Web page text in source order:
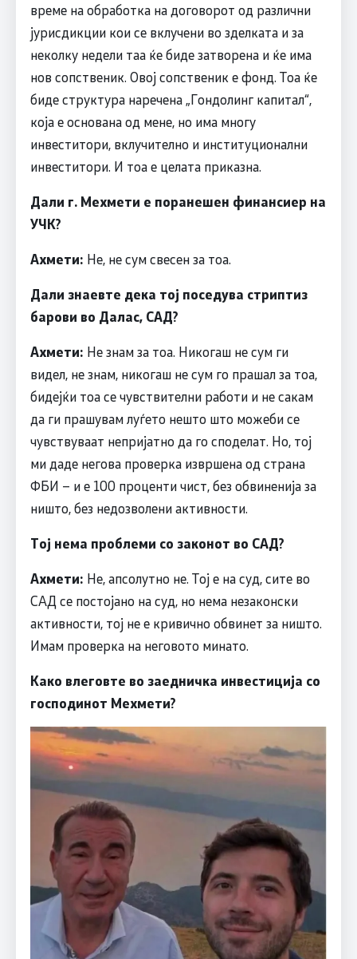
време на обработка на договорот од различни
јурисдикции кои се вклучени во зделката и за
неколку недели таа ќе биде затворена и ќе има
нов сопственик. Овој сопственик е фонд. Тоа ќе
биде структура наречена „Гондолинг капитал“,
која е основана од мене, но има многу
инвеститори, вклучително и институционални
инвеститори. И тоа е целата приказна.
Дали г. Мехмети е поранешен финансиер на
УЧК?
Ахмети: Не, не сум свесен за тоа.
Дали знаевте дека тој поседува стриптиз
барови во Далас, САД?
Ахмети: Не знам за тоа. Никогаш не сум ги
видел, не знам, никогаш не сум го прашал за тоа,
бидејќи тоа се чувствителни работи и не сакам
да ги прашувам луѓето нешто што можеби се
чувствуваат непријатно да го споделат. Но, тој
ми даде негова проверка извршена од страна
ФБИ – и е 100 проценти чист, без обвиненија за
ништо, без недозволени активности.
Тој нема проблеми со законот во САД?
Ахмети: Не, апсолутно не. Тој е на суд, сите во
САД се постојано на суд, но нема незаконски
активности, тој не е кривично обвинет за ништо.
Имам проверка на неговото минато.
Како влеговте во заедничка инвестиција со
господинот Мехмети?